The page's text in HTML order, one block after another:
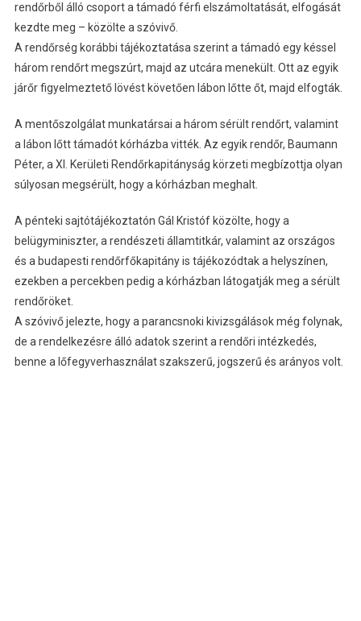
rendőrből álló csoport a támadó férfi elszámoltatását, elfogását
kezdte meg – közölte a szóvivő.
A rendőrség korábbi tájékoztatása szerint a támadó egy késsel
három rendőrt megszúrt, majd az utcára menekült. Ott az egyik
járőr figyelmeztető lövést követően lábon lőtte őt, majd elfogták.
A mentőszolgálat munkatársai a három sérült rendőrt, valamint
a lábon lőtt támadót kórházba vitték. Az egyik rendőr, Baumann
Péter, a XI. Kerületi Rendőrkapitányság körzeti megbízottja olyan
súlyosan megsérült, hogy a kórházban meghalt.
A pénteki sajtótájékoztatón Gál Kristóf közölte, hogy a
belügyminiszter, a rendészeti államtitkár, valamint az országos
és a budapesti rendőrfőkapitány is tájékozódtak a helyszínen,
ezekben a percekben pedig a kórházban látogatják meg a sérült
rendőröket.
A szóvivő jelezte, hogy a parancsnoki kivizsgálások még folynak,
de a rendelkezésre álló adatok szerint a rendőri intézkedés,
benne a lőfegyverhasználat szakszerű, jogszerű és arányos volt.